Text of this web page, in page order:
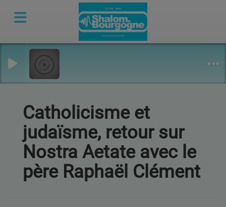
Catholicisme et
judaïsme, retour sur
Nostra Aetate avec le
père Raphaël Clément